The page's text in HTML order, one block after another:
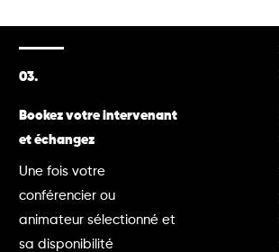
03.
Bookez votre intervenant
et échangez
Une fois votre
conférencier ou
animateur sélectionné et
sa disponibilité